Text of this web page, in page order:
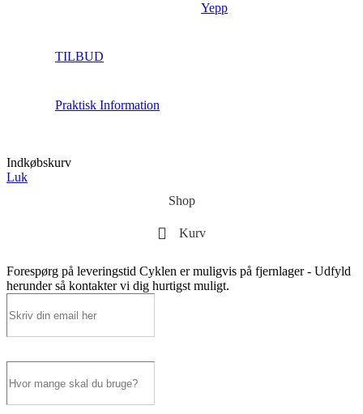
Yepp
TILBUD
Praktisk Information
Indkøbskurv
Luk
Shop
Kurv
Forespørg på leveringstid Cyklen er muligvis på fjernlager - Udfyld
herunder så kontakter vi dig hurtigst muligt.